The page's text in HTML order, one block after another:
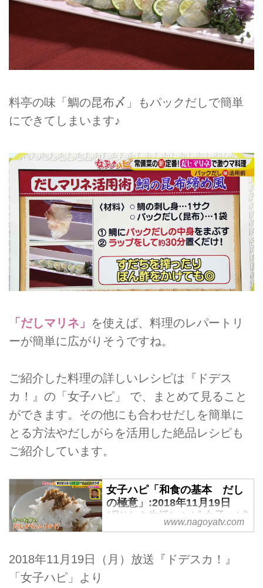
料亭の味「鯛の昆布〆」もパックだしで簡単
にできてしまいます♪
「だしマリネ」 を使えば、料理のレパートリ
ーが簡単に広がりそうですね。
ご紹介した料理の詳しいレシピは『ドデス
カ！』の「女子ハピ」 で、まとめて見ること
ができます。その他にも合わせだしを簡単に
とる方法やだしがらを活用した絶品レシピも
ご紹介しています。
女子ハピ「和食の基本 だし
の極意」:2018年11月19日
(月)|トク生活レシピ 女子ハピ|
ドデスカ！-名古屋テレビ【メ
www.nagoyatv.com
2018年11月19日（月）放送『ドデスカ！』
「女子ハピ」より